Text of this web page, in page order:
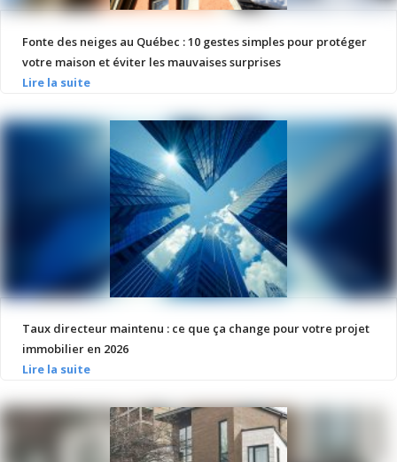
Fonte des neiges au Québec : 10 gestes simples pour protéger
votre maison et éviter les mauvaises surprises
Taux directeur maintenu : ce que ça change pour votre projet
immobilier en 2026